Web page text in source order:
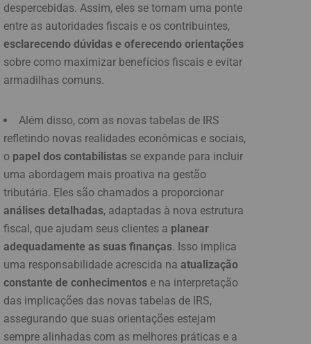
despercebidas. Assim, eles se tornam uma ponte
entre as autoridades fiscais e os contribuintes,
esclarecendo dúvidas e oferecendo orientações
sobre como maximizar benefícios fiscais e evitar
armadilhas comuns.
Além disso, com as novas tabelas de IRS
refletindo novas realidades econômicas e sociais,
o papel dos contabilistas se expande para incluir
uma abordagem mais proativa na gestão
tributária. Eles são chamados a proporcionar
análises detalhadas, adaptadas à nova estrutura
fiscal, que ajudam seus clientes a planear
adequadamente as suas finanças. Isso implica
uma responsabilidade acrescida na atualização
constante de conhecimentos e na interpretação
das implicações das novas tabelas de IRS,
assegurando que suas orientações estejam
sempre alinhadas com as melhores práticas e a